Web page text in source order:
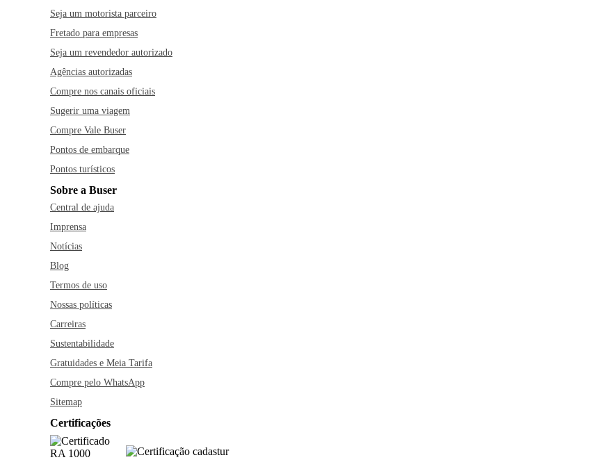
Seja um motorista parceiro
Fretado para empresas
Seja um revendedor autorizado
Agências autorizadas
Compre nos canais oficiais
Sugerir uma viagem
Compre Vale Buser
Pontos de embarque
Pontos turísticos
Sobre a Buser
Central de ajuda
Imprensa
Notícias
Blog
Termos de uso
Nossas políticas
Carreiras
Sustentabilidade
Gratuidades e Meia Tarifa
Compre pelo WhatsApp
Sitemap
Certificações